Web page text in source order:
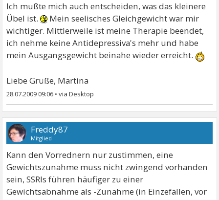
Ich mußte mich auch entscheiden, was das kleinere
Übel ist.
Mein seelisches Gleichgewicht war mir
wichtiger. Mittlerweile ist meine Therapie beendet,
ich nehme keine Antidepressiva's mehr und habe
mein Ausgangsgewicht beinahe wieder erreicht.
Liebe Grüße, Martina
28.07.2009 09:06 •
Freddy87
Mitglied
Kann den Vorrednern nur zustimmen, eine
Gewichtszunahme muss nicht zwingend vorhanden
sein, SSRIs führen häufiger zu einer
Gewichtsabnahme als -Zunahme (in Einzefällen, vor